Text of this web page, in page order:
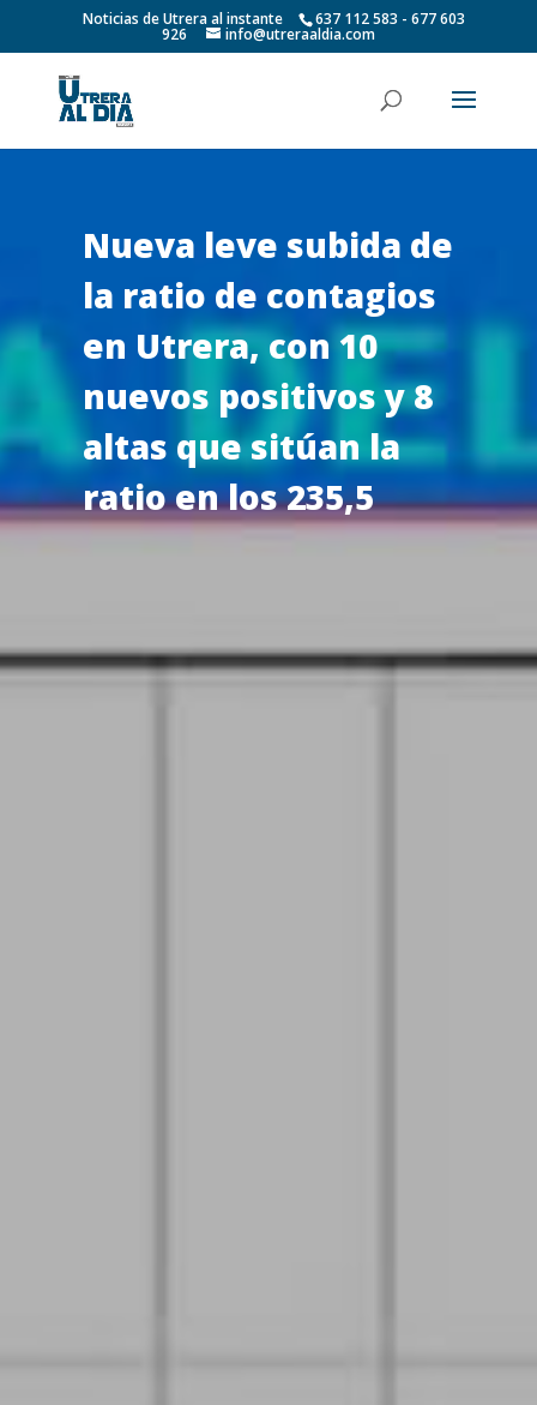
Noticias de Utrera al instante 637 112 583 - 677 603
926 info@utreraaldia.com
Nueva leve subida de
la ratio de contagios
en Utrera, con 10
nuevos positivos y 8
altas que sitúan la
ratio en los 235,5